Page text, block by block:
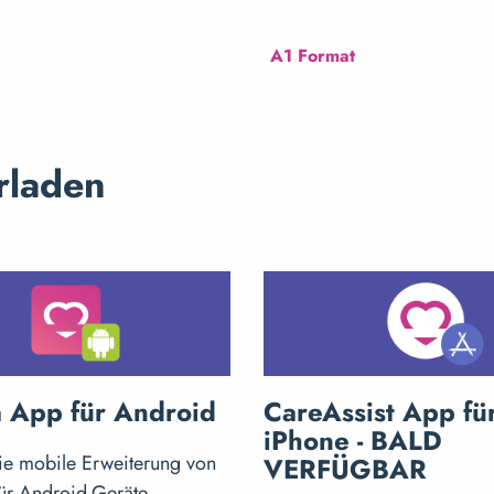
A1 Format
App für Android
mobile Erweiterung von
CareAssist App
iPhone - BALD
VERFÜGBAR